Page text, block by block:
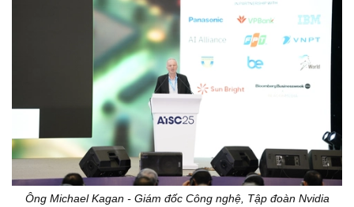
Ông Michael Kagan - Giám đốc Công nghệ, Tập đoàn Nvidia